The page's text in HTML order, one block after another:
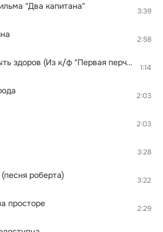
"Два капитана" 3:39
2:58
Если хочешь быть здоров (Из к/ф "Первая перчатка") 1:14
2:03
2:03
3:28
роберта) 3:22
просторе 2:29